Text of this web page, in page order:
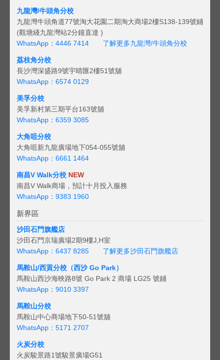
九龍灣/牛頭角分校
九龍灣牛頭角道77號淘大花園二期淘大商場2樓S138-139號鋪
(觀塘綫九龍灣站2分鐘直達 )
WhatsApp：4446 7414
了解更多九龍灣/牛頭角分校
荔枝角分校
長沙灣深盛路9號宇晴匯2樓51號舖
WhatsApp：6574 0129
美孚分校
美孚新村第三期平台163號舖
WhatsApp：6359 3085
大角咀分校
大角咀新九龍廣場地下054-055號舖
WhatsApp：6661 1464
南昌V Walk分校 NEW
南昌V Walk商場，預計十月投入服務
WhatsApp：9383 1960
新界區
沙田石門旗艦店
沙田石門京瑞廣場2期9樓J,H室
WhatsApp：6437 8285
了解更多沙田石門旗艦店
馬鞍山/西貢分校（西沙 Go Park）
馬鞍山西沙海映路8號 Go Park 2 商場 LG25 號鋪
WhatsApp：9010 3397
馬鞍山分校
馬鞍山中心商場地下50-51號舖
WhatsApp：5171 2707
火炭分校
火炭駿景路1號駿景廣場G51